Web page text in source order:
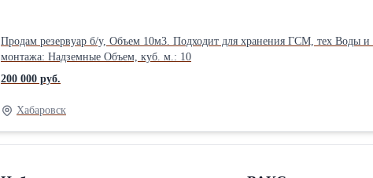
Продам резервуар б/у, Объем 10м3. Подходит для хранения ГСМ, тех Воды и тд. В наличии 1 шт. Цена за 1 шт.По количеству секций: Односекционные По способу
монтажа: Надземные Объем, куб. м.: 10
200 000 руб.
Хабаровск